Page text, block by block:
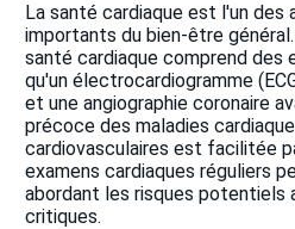
La santé cardiaque est l'un des
importants du bien-être
santé cardiaque comprend des
qu'un électrocardiogramme
et une angiographie coronaire
précoce des maladies
cardiovasculaires est facilitée
examens cardiaques réguliers
abordant les risques potentiels
critiques.